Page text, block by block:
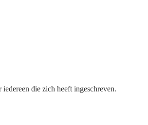
die zich heeft ingeschreven.